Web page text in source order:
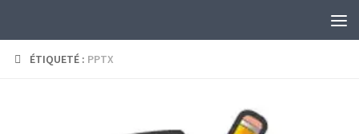
ÉTIQUETÉ : PPTX